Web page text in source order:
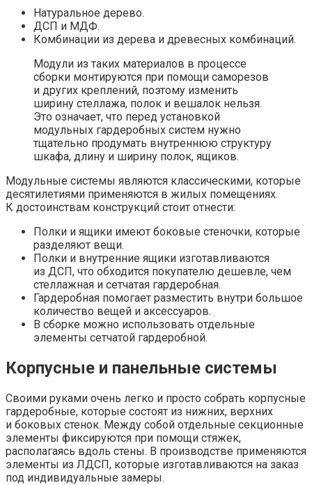
Натуральное дерево.
ДСП и МДФ.
Комбинации из дерева и древесных комбинаций.
Модули из таких материалов в процессе
сборки монтируются при помощи саморезов
и других креплений, поэтому изменить
ширину стеллажа, полок и вешалок нельзя.
Это означает, что перед установкой
модульных гардеробных систем нужно
тщательно продумать внутреннюю структуру
шкафа, длину и ширину полок, ящиков.
Модульные системы являются классическими, которые
десятилетиями применяются в жилых помещениях.
К достоинствам конструкций стоит отнести:
Полки и ящики имеют боковые стеночки, которые
разделяют вещи.
Полки и внутренние ящики изготавливаются
из ДСП, что обходится покупателю дешевле, чем
стеллажная и сетчатая гардеробная.
Гардеробная помогает разместить внутри большое
количество вещей и аксессуаров.
В сборке можно использовать отдельные
элементы сетчатой гардеробной.
Корпусные и панельные системы
Своими руками очень легко и просто собрать корпусные
гардеробные, которые состоят из нижних, верхних
и боковых стенок. Между собой отдельные секционные
элементы фиксируются при помощи стяжек,
располагаясь вдоль стены. В производстве применяются
элементы из ЛДСП, которые изготавливаются на заказ
под индивидуальные замеры.